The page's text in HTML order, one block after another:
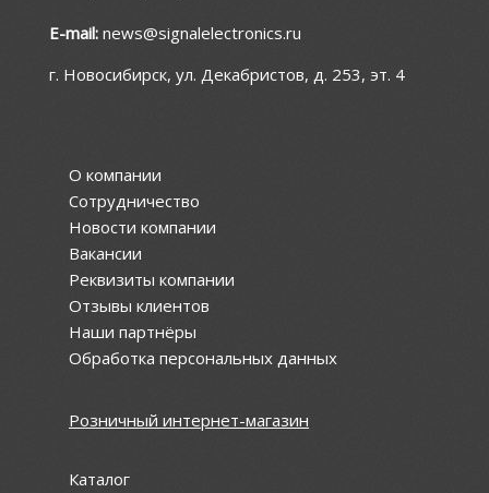
E-mail: news@signalelectronics.ru
г. Новосибирск, ул. Декабристов, д. 253, эт. 4
О компании
Сотрудничество
Новости компании
Вакансии
Реквизиты компании
Отзывы клиентов
Наши партнёры
Обработка персональных данных
Розничный интернет-магазин
Каталог